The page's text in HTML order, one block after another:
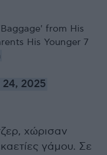
from His
His Younger 7
2025
χώρισαν
γάμου. Σε